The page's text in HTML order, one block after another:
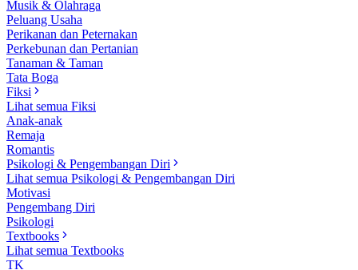
Musik & Olahraga
Peluang Usaha
Perikanan dan Peternakan
Perkebunan dan Pertanian
Tanaman & Taman
Tata Boga
Fiksi
Lihat semua Fiksi
Anak-anak
Remaja
Romantis
Psikologi & Pengembangan Diri
Lihat semua Psikologi & Pengembangan Diri
Motivasi
Pengembang Diri
Psikologi
Textbooks
Lihat semua Textbooks
TK